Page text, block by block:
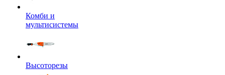
Комби и
мультисистемы
Высоторезы